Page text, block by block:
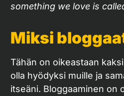
something we love is
Miksi
Tähän on oikeastaan
olla hyödyksi muille ja
itseäni. Bloggaaminen on